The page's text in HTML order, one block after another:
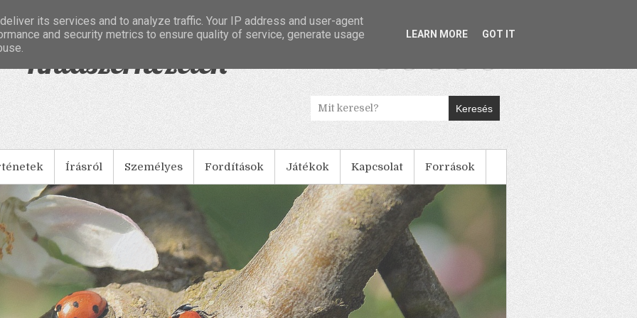
Tintaszerkezetek
Keresés
Írásról Személyes Fordítások Játékok Kapcsolat Források
its services and to analyze traffic. Your IP address and user-agent
and security metrics to ensure quality of service, generate usage
LEARN MORE GOT IT